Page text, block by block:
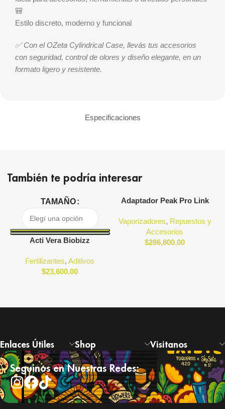
Especificaciones
🎒
Estilo discreto, moderno y funcional
✅ Con el OZeta Cylindrical Case, llevás tus accesorios
con seguridad, control de olores y diseño elegante, en un
formato ligero y resistente.
También te podría interesar
TAMAÑO
Acti Vera Biobizz
Fertilizantes,Aditivos
$23,600.00
Adaptador Peak Pro Link
Vaporizadores, Repuestos y
Accesorios
$286,800.00
Enlaces Útiles Shop Visitanos
Seguinos en Nuestras Redes: